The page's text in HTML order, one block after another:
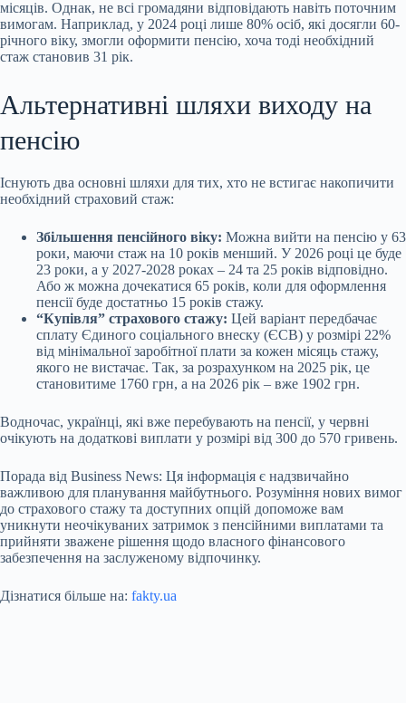
місяців. Однак, не всі громадяни відповідають навіть поточним
вимогам. Наприклад, у 2024 році лише 80% осіб, які досягли 60-
річного віку, змогли оформити пенсію, хоча тоді необхідний
стаж становив 31 рік.
Альтернативні шляхи виходу на
пенсію
Існують два основні шляхи для тих, хто не встигає накопичити
необхідний страховий стаж:
Збільшення пенсійного віку: Можна вийти на пенсію у 63
роки, маючи стаж на 10 років менший. У 2026 році це буде
23 роки, а у 2027-2028 роках – 24 та 25 років відповідно.
Або ж можна дочекатися 65 років, коли для оформлення
пенсії буде достатньо 15 років стажу.
“Купівля” страхового стажу: Цей варіант передбачає
сплату Єдиного соціального внеску (ЄСВ) у розмірі 22%
від мінімальної заробітної плати за кожен місяць стажу,
якого не вистачає. Так, за розрахунком на 2025 рік, це
становитиме 1760 грн, а на 2026 рік – вже 1902 грн.
Водночас, українці, які вже перебувають на пенсії, у червні
очікують на додаткові виплати у розмірі від 300 до 570 гривень.
Порада від Business News: Ця інформація є надзвичайно
важливою для планування майбутнього. Розуміння нових вимог
до страхового стажу та доступних опцій допоможе вам
уникнути неочікуваних затримок з пенсійними виплатами та
прийняти зважене рішення щодо власного фінансового
забезпечення на заслуженому відпочинку.
Дізнатися більше на: fakty.ua